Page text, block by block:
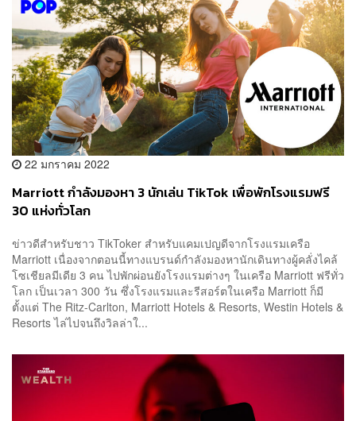
22 มกราคม 2022
Marriott กำลังมองหา 3 นักเล่น TikTok เพื่อพักโรงแรมฟรี
30 แห่งทั่วโลก
ข่าวดีสำหรับชาว TikToker สำหรับแคมเปญดีจากโรงแรมเครือ
Marriott เนื่องจากตอนนี้ทางแบรนด์กำลังมองหานักเดินทางผู้คลั่งไคล้
โซเชียลมีเดีย 3 คน ไปพักผ่อนยังโรงแรมต่างๆ ในเครือ Marriott ฟรีทั่ว
โลก เป็นเวลา 300 วัน ซึ่งโรงแรมและรีสอร์ตในเครือ Marriott ก็มี
ตั้งแต่ The Ritz-Carlton, Marriott Hotels & Resorts, Westin Hotels &
Resorts ไล่ไปจนถึงวิลล่าใ...